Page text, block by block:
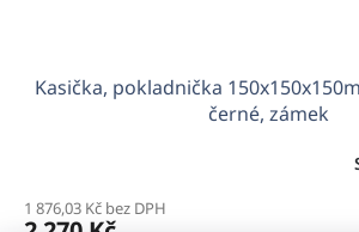
Kasička, pokladnička
černé, zámek
1 876,03 Kč bez DPH